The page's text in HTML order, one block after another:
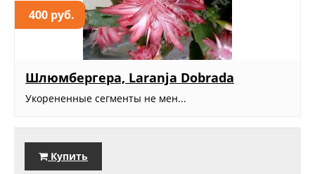
400 руб.
Шлюмбергера, Laranja Dobrada
Укорененные сегменты не мен...
Купить